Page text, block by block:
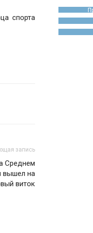
спорта
запись
Среднем
вышел на
виток